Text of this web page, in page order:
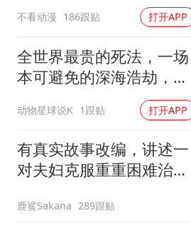
不看动漫 186跟贴 打开APP
全世界最贵的死法，一场
本可避免的深海浩劫，
180万一张深海船票，载
着5名追梦人奔赴3800米
深海
动物星球说K 1跟贴 打开APP
有真实故事改编，讲述一
对夫妇克服重重困难治疗
鹿鲨Sakana 289跟贴